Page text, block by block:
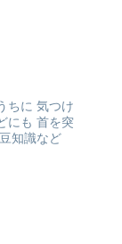
ちに 気つけ
にも 首を突
知識など